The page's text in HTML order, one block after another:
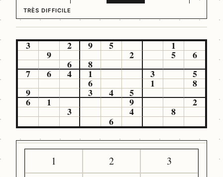
TRÈS DIFFICILE
3 2 9 5 1
9 2 5 6
6 8
7 6 4 1 3 5
6 1 8
9 3 4 5
6 1 9 2
3 4 8
6
1 2
3